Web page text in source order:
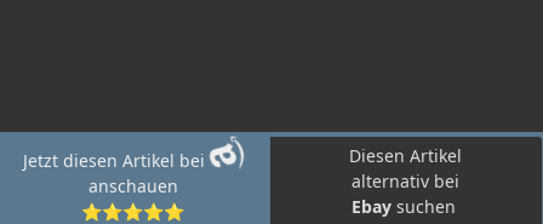
Jetzt diesen Artikel bei
anschauen
⭐⭐⭐⭐⭐
Diesen Artikel
alternativ bei
Ebay suchen